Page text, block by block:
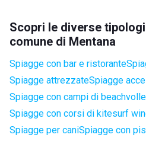
Scopri le diverse
comune di Mentana
Spiagge con bar e ristorante
Spiagge attrezzateSpiagge
Spiagge con campi di
Spiagge con corsi di kitesurf
Spiagge per caniSpiagge con